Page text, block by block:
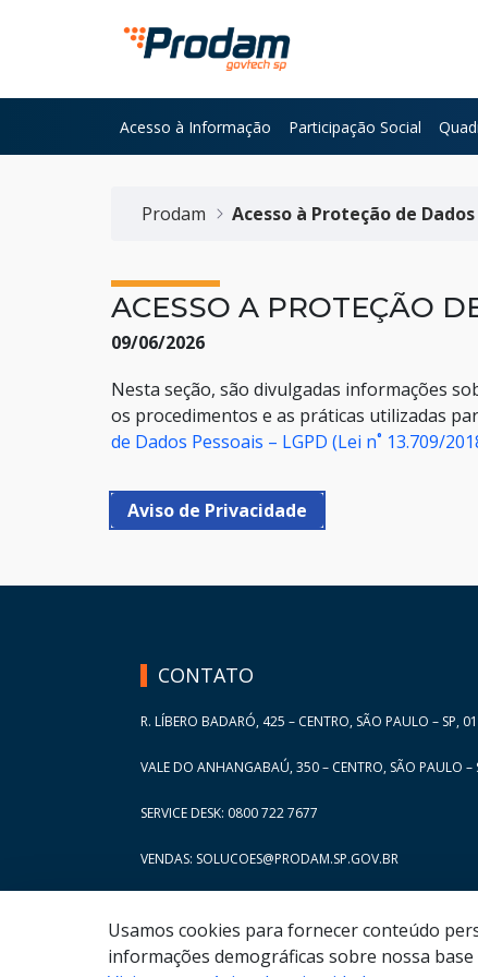
Pular para o Conteúdo principal
Acesso à Informação Participação Social
Prodam
Acesso à Proteção de
ACESSO A PROTEÇÃO
09/06/2026
Nesta seção, são divulgadas informações
os procedimentos e as práticas utilizadas
de Dados Pessoais – LGPD (Lei n˚ 13.709/
Aviso de Privacidade
CONTATO
R. LÍBERO BADARÓ, 425 – CENTRO, SÃO PAULO – SP,
VALE DO ANHANGABAÚ, 350 – CENTRO, SÃO PAULO
SERVICE DESK: 0800 722 7677
VENDAS: SOLUCOES@PRODAM.SP.GOV.BR
Usamos cookies para fornecer conteúdo
informações demográficas sobre nossa